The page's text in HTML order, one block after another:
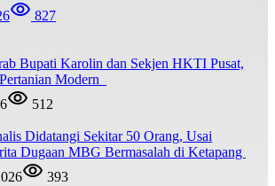
827
Bupati Karolin dan Sekjen HKTI Pusat,
Modern
512
Didatangi Sekitar 50 Orang, Usai
Dugaan MBG Bermasalah di Ketapang
393